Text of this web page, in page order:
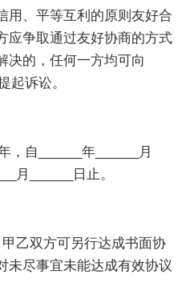
用、平等互利的原则友好合
应争取通过友好协商的方式
决的，任何一方均可向
起诉讼。
，自______年______月
月______日止。
乙双方可另行达成书面协
未尽事宜未能达成有效协议